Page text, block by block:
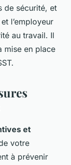
de sécurité, et
l’employeur
au travail. Il
mise en place
et
votre
à prévenir